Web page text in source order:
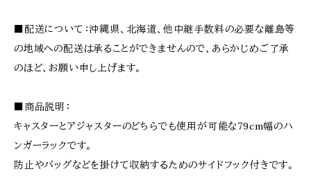
■配送について：沖縄県、北海道、他中継手数料の必要な離島等
の地域への配送は承ることができませんので、あらかじめご了承
のほど、お願い申し上げます。
■商品説明：
キャスターとアジャスターのどちらでも使用が可能な79cm幅のハ
ンガーラックです。
防止やバッグなどを掛けて収納するためのサイドフック付きです。